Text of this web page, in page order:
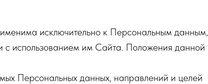
исключительно к Персональным данным,
с использованием им Сайта. Положения данной
Персональных данных, направлений и целей